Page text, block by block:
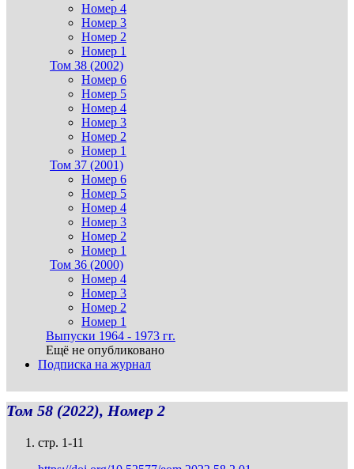
Номер 4
Номер 3
Номер 2
Номер 1
Том 38 (2002)
Номер 6
Номер 5
Номер 4
Номер 3
Номер 2
Номер 1
Том 37 (2001)
Номер 6
Номер 5
Номер 4
Номер 3
Номер 2
Номер 1
Том 36 (2000)
Номер 4
Номер 3
Номер 2
Номер 1
Выпуски 1964 - 1973 гг.
Ещё не опубликовано
Подписка на журнал
Том 58 (2022), Номер 2
стр. 1-11